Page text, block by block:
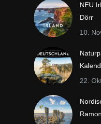
NEU
Dörr
10.
22.